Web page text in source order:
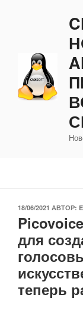
ОПУБЛИКОВАНО
18/06/2021 АВТОР:
для
теперь